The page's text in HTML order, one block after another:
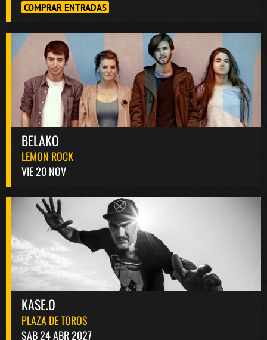
COMPRAR ENTRADAS
BELAKO
LEMON ROCK
VIE 20 NOV
KASE.O
PLAZA DE TOROS
SAB 24 ABR 2027